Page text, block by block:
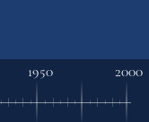
1950 2000